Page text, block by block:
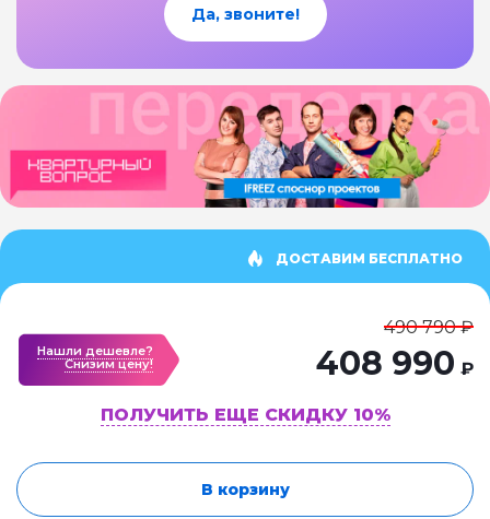
Да, звоните!
ДОСТАВИМ БЕСПЛАТНО
Нашли дешевле?
Cнизим цену!
490 790 ₽
408 990 ₽
ПОЛУЧИТЬ ЕЩЕ СКИДКУ 10%
В корзину